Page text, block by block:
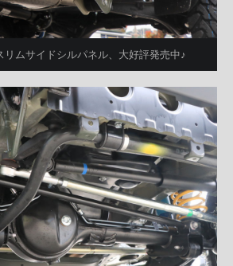
リムサイドシルパネル、大好評発売中♪